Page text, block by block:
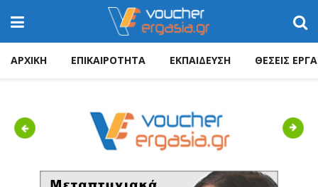
ΑΡΧΙΚΗ ΕΠΙΚΑΙΡΟΤΗΤΑ ΕΚΠΑΙΔΕΥΣΗ ΘΕΣΕΙΣ
Previous Next